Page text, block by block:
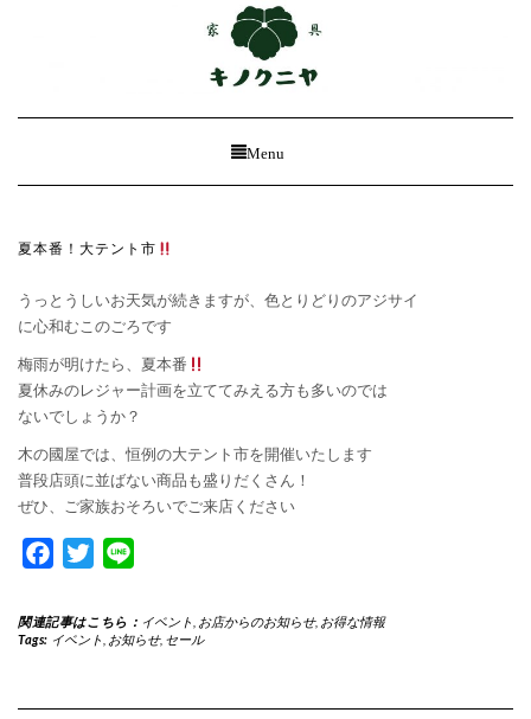
Toggle
Menu
夏本番！大テント市
うっとうしいお天気が続きますが、色とりどりのアジサイ
​に心和むこのごろです
​梅雨が明けたら、夏本番
​夏休みのレジャー計画を立ててみえる方も多いのでは
ないでしょうか？
​木の國屋では、恒例の大テント市を開催いたします
普段店頭に並ばない商品も盛りだくさん！
ぜひ、ご家族おそろいでご来店ください
Facebook
Twitter
関連記事はこちら： イベント お店からのお知らせ, お得な情報
Tags: イベント お知らせ, セール